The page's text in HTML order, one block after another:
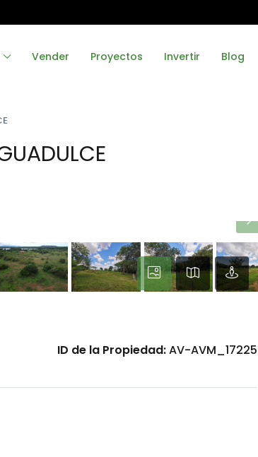
Vender Proyectos Invertir Blog
ID de la Propiedad:AV-AVM_17225